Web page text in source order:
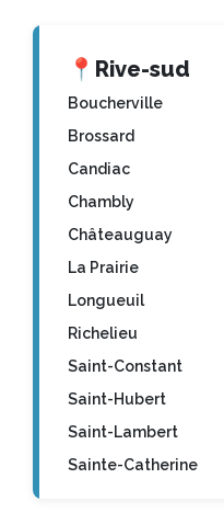
📍 Rive-sud
Boucherville
Brossard
Candiac
Chambly
Châteauguay
La Prairie
Longueuil
Richelieu
Saint-Constant
Saint-Hubert
Saint-Lambert
Sainte-Catherine